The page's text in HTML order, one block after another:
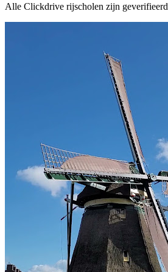
Alle Clickdrive rijscholen zijn geverifieerd